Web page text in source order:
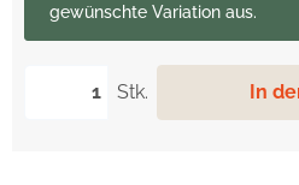
Stk. In
gewünschte Variation aus.